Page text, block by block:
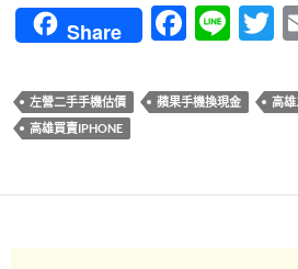
Share
F
e
o
Li
e
T
左營二手手機估價 蘋果手機換現金
高雄
高雄買賣IPHONE